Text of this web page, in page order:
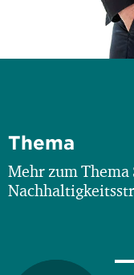
Thema
Mehr zum Thema